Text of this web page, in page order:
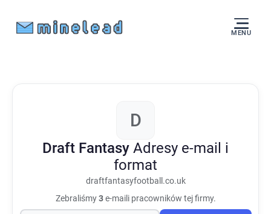
MENU
D
Draft Fantasy Adresy e-mail i
format
draftfantasyfootball.co.uk
Zebraliśmy3e-maili pracowników tej firmy.